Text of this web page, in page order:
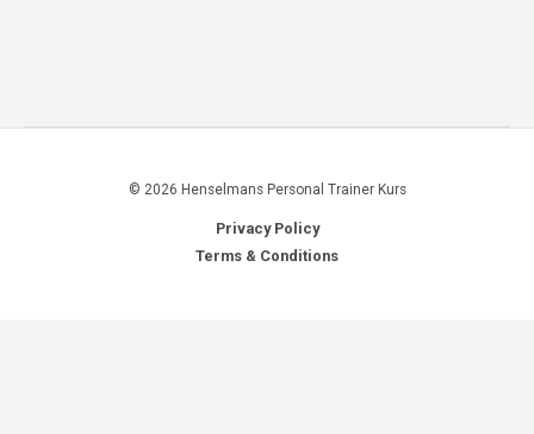
© 2026 Henselmans Personal Trainer Kurs
Privacy Policy
Terms & Conditions